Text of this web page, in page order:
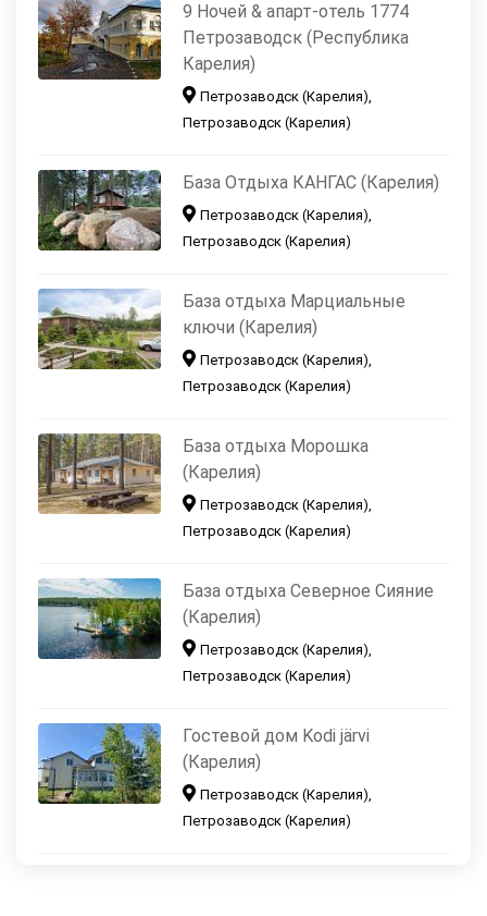
9 Ночей & апарт-отель 1774
Петрозаводск (Республика
Карелия)
Петрозаводск (Карелия),
Петрозаводск (Карелия)
База Отдыха КАНГАС (Карелия)
Петрозаводск (Карелия),
Петрозаводск (Карелия)
База отдыха Марциальные
ключи (Карелия)
Петрозаводск (Карелия),
Петрозаводск (Карелия)
База отдыха Морошка
(Карелия)
Петрозаводск (Карелия),
Петрозаводск (Карелия)
База отдыха Северное Сияние
(Карелия)
Петрозаводск (Карелия),
Петрозаводск (Карелия)
Гостевой дом Kodi järvi
(Карелия)
Петрозаводск (Карелия),
Петрозаводск (Карелия)